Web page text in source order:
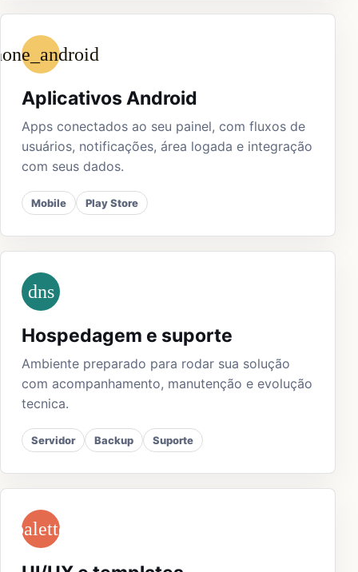
Aplicativos Android
Apps conectados ao seu painel, com fluxos de
usuários, notificações, área logada e integração
com seus dados.
Mobile Play Store
dns
Hospedagem e suporte
Ambiente preparado para rodar sua solução
com acompanhamento, manutenção e evolução
tecnica.
Servidor Backup Suporte
palette